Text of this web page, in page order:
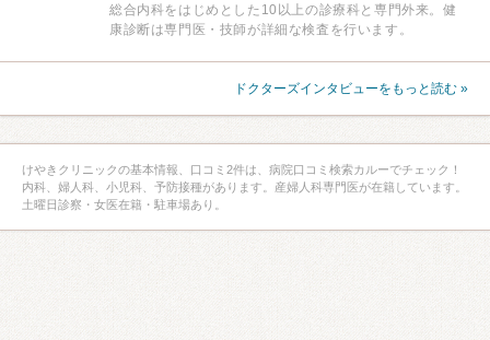
総合内科をはじめとした10以上の診療科と専門外来。健
康診断は専門医・技師が詳細な検査を行います。
ドクターズインタビューをもっと読む »
けやきクリニックの基本情報、口コミ2件は、病院口コミ検索カルーでチェック！
内科、婦人科、小児科、予防接種があります。産婦人科専門医が在籍しています。
土曜日診察・女医在籍・駐車場あり。